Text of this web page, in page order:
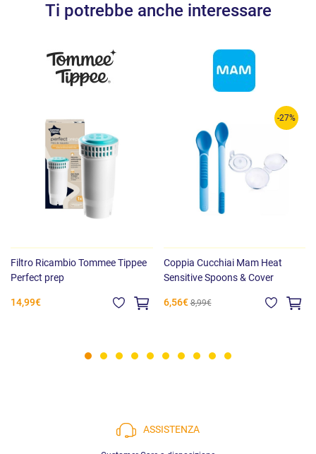
Ti potrebbe anche interessare
Filtro Ricambio Tommee Tippee
Perfect prep
14,99€
-27%
Coppia Cucchiai Mam Heat
Sensitive Spoons & Cover
6,56€ 8,99€
ASSISTENZA